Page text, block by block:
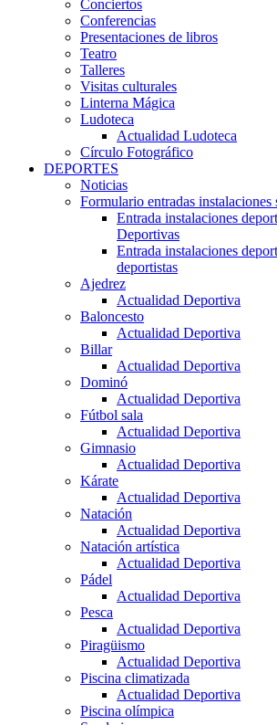
Conciertos
Conferencias
Presentaciones de libros
Teatro
Talleres
Visitas culturales
Linterna Mágica
Ludoteca
Actualidad Ludoteca
Círculo Fotográfico
DEPORTES
Noticias
Formulario entradas instalaciones
Entrada instalaciones
Deportivas
Entrada instalaciones
deportistas
Ajedrez
Actualidad Deportiva
Baloncesto
Actualidad Deportiva
Billar
Actualidad Deportiva
Dominó
Actualidad Deportiva
Fútbol sala
Actualidad Deportiva
Gimnasio
Actualidad Deportiva
Kárate
Actualidad Deportiva
Natación
Actualidad Deportiva
Natación artística
Actualidad Deportiva
Pádel
Actualidad Deportiva
Pesca
Actualidad Deportiva
Piragüismo
Actualidad Deportiva
Piscina climatizada
Actualidad Deportiva
Piscina olímpica